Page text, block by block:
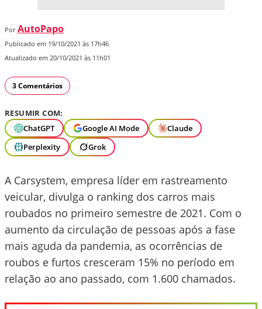
Por AutoPapo
Publicado em 19/10/2021 às 17h46
Atualizado em 20/10/2021 às 11h01
3 Comentários
RESUMIR COM:
ChatGPT
Google AI Mode
Claude
Perplexity
Grok
A Carsystem, empresa líder em rastreamento
veicular, divulga o ranking dos carros mais
roubados no primeiro semestre de 2021. Com o
aumento da circulação de pessoas após a fase
mais aguda da pandemia, as ocorrências de
roubos e furtos cresceram 15% no período em
relação ao ano passado, com 1.600 chamados.